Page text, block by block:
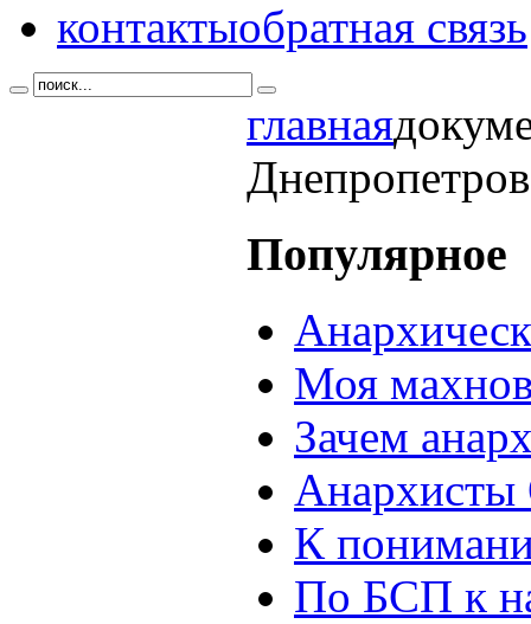
контактыобратная связь
главная
Популярное
Моя
Зачем
Анархисты
К
По БСП к